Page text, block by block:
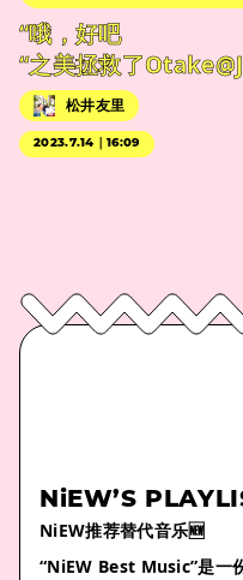
“哦，好吧
“之美拯救了
松井友里
2023.7.14｜16:09
NiEW’S
NiEW推荐替代音乐🆕
“NiEW Best Music”是一